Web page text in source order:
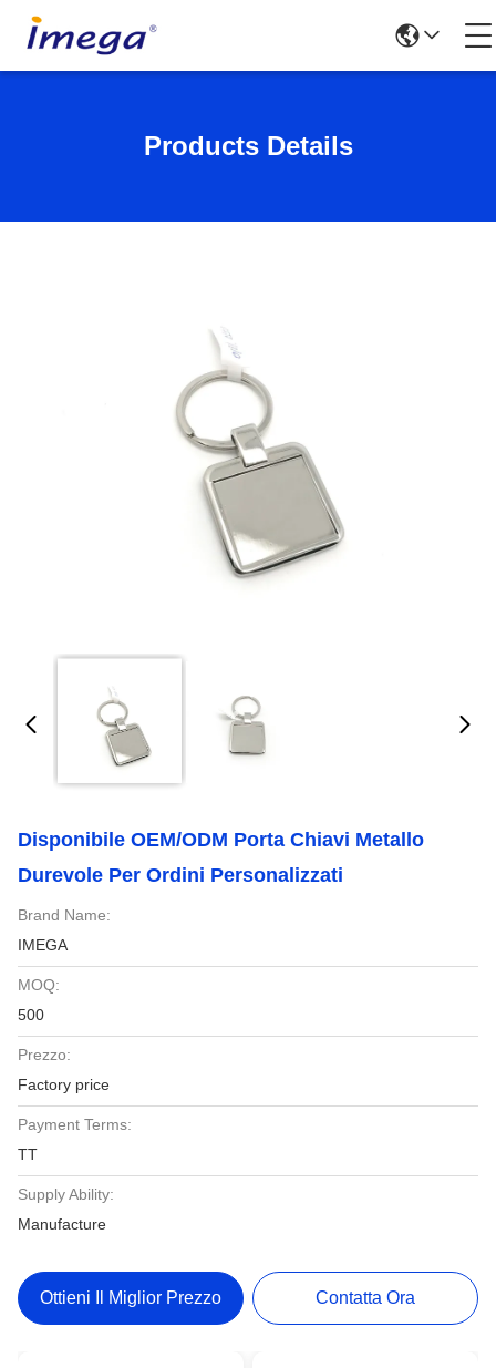
Products Details
Disponibile OEM/ODM Porta Chiavi Metallo
Durevole Per Ordini Personalizzati
Brand Name:
IMEGA
MOQ:
500
Prezzo:
Factory price
Payment Terms:
TT
Supply Ability:
Manufacture
Ottieni Il Miglior Prezzo Contatta Ora